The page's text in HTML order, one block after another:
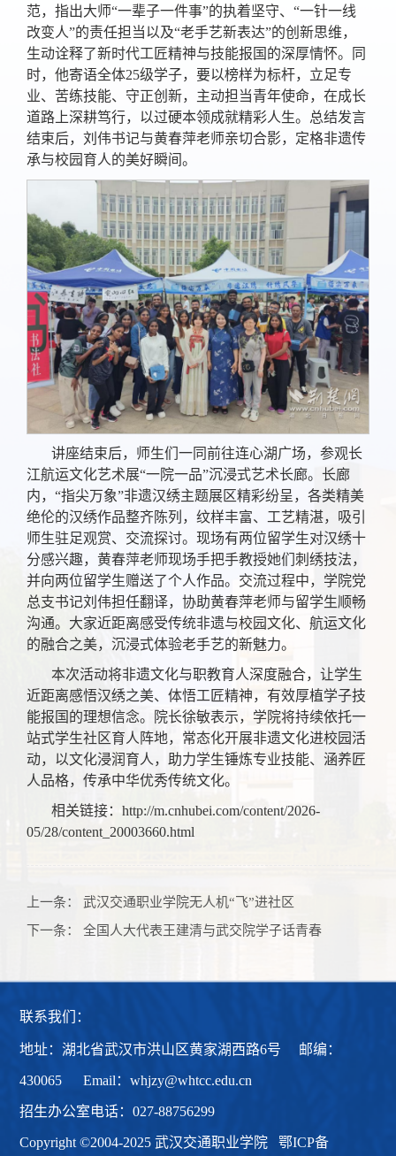
范，指出大师“一辈子一件事”的执着坚守、“一针一线
改变人”的责任担当以及“老手艺新表达”的创新思维，
生动诠释了新时代工匠精神与技能报国的深厚情怀。同
时，他寄语全体25级学子，要以榜样为标杆，立足专
业、苦练技能、守正创新，主动担当青年使命，在成长
道路上深耕笃行，以过硬本领成就精彩人生。总结发言
结束后，刘伟书记与黄春萍老师亲切合影，定格非遗传
承与校园育人的美好瞬间。
讲座结束后，师生们一同前往连心湖广场，参观长
江航运文化艺术展“一院一品”沉浸式艺术长廊。长廊
内，“指尖万象”非遗汉绣主题展区精彩纷呈，各类精美
绝伦的汉绣作品整齐陈列，纹样丰富、工艺精湛，吸引
师生驻足观赏、交流探讨。现场有两位留学生对汉绣十
分感兴趣，黄春萍老师现场手把手教授她们刺绣技法，
并向两位留学生赠送了个人作品。交流过程中，学院党
总支书记刘伟担任翻译，协助黄春萍老师与留学生顺畅
沟通。大家近距离感受传统非遗与校园文化、航运文化
的融合之美，沉浸式体验老手艺的新魅力。
本次活动将非遗文化与职教育人深度融合，让学生
近距离感悟汉绣之美、体悟工匠精神，有效厚植学子技
能报国的理想信念。院长徐敏表示，学院将持续依托一
站式学生社区育人阵地，常态化开展非遗文化进校园活
动，以文化浸润育人，助力学生锤炼专业技能、涵养匠
人品格，传承中华优秀传统文化。
相关链接：http://m.cnhubei.com/content/2026-
05/28/content_20003660.html
上一条：武汉交通职业学院无人机“飞”进社区
下一条：全国人大代表王建清与武交院学子话青春
联系我们：
地址：湖北省武汉市洪山区黄家湖西路6号 邮编：
430065 Email：whjzy@whtcc.edu.cn
招生办公室电话：027-88756299
Copyright ©2004-2025 武汉交通职业学院鄂ICP备